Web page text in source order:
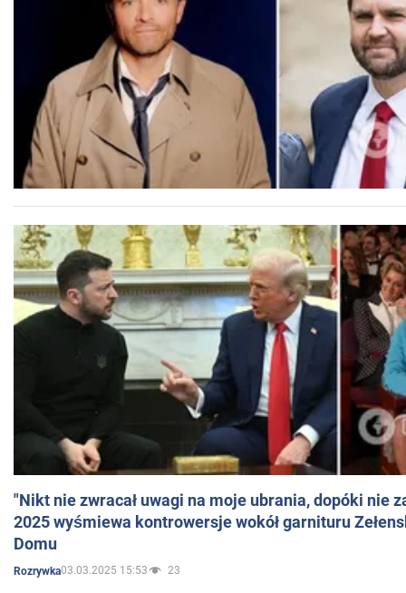
"Nikt nie zwracał uwagi na moje ubrania, dopóki nie
2025 wyśmiewa kontrowersje wokół garnituru
Domu
Rozrywka03.03.2025 15:53 23